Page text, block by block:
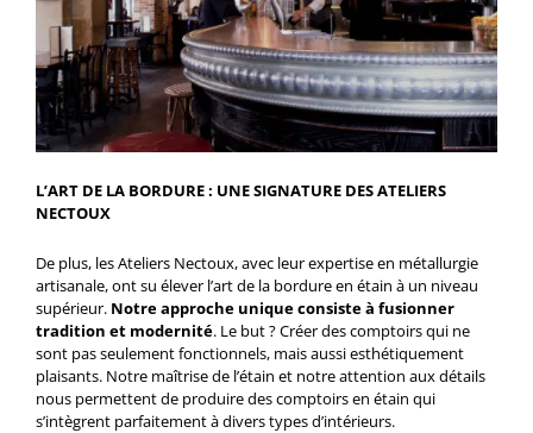
L’ART DE LA BORDURE : UNE SIGNATURE DES ATELIERS
NECTOUX
De plus, les Ateliers Nectoux, avec leur expertise en métallurgie
artisanale, ont su élever l’art de la bordure en étain à un niveau
supérieur. Notre approche unique consiste à fusionner
tradition et modernité. Le but ? Créer des comptoirs qui ne
sont pas seulement fonctionnels, mais aussi esthétiquement
plaisants. Notre maîtrise de l’étain et notre attention aux détails
nous permettent de produire des comptoirs en étain qui
s’intègrent parfaitement à divers types d’intérieurs.